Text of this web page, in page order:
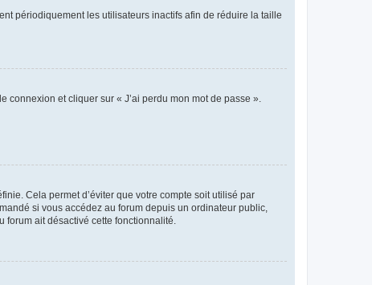
périodiquement les utilisateurs inactifs afin de réduire la taille
connexion et cliquer sur « J’ai perdu mon mot de passe ».
Cela permet d’éviter que votre compte soit utilisé par
si vous accédez au forum depuis un ordinateur public,
forum ait désactivé cette fonctionnalité.